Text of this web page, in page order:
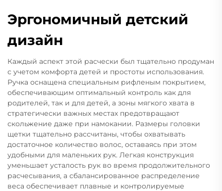
Эргономичный детский
дизайн
Каждый аспект этой расчески был тщательно продуман
с учетом комфорта детей и простоты использования.
Ручка оснащена специальным рифленым покрытием,
обеспечивающим оптимальный контроль как для
родителей, так и для детей, а зоны мягкого хвата в
стратегически важных местах предотвращают
скольжение даже при намокании. Размеры головки
щетки тщательно рассчитаны, чтобы охватывать
достаточное количество волос, оставаясь при этом
удобными для маленьких рук. Легкая конструкция
уменьшает усталость рук во время продолжительного
расчесывания, а сбалансированное распределение
веса обеспечивает плавные и контролируемые